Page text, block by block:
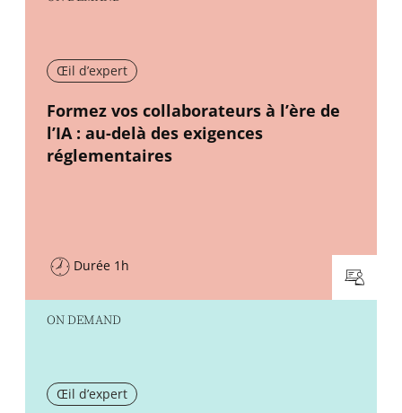
Œil d’expert
New window
Formez vos collaborateurs à l’ère de
l’IA : au-delà des exigences
réglementaires
Durée 1h
ON DEMAND
Œil d’expert